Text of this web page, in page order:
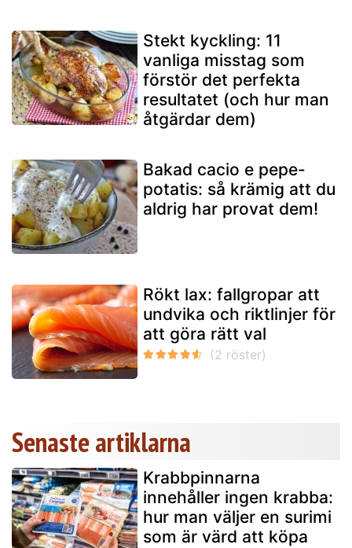
Stekt kyckling: 11
vanliga misstag som
förstör det perfekta
resultatet (och hur man
åtgärdar dem)
Bakad cacio e pepe-
potatis: så krämig att du
aldrig har provat dem!
Rökt lax: fallgropar att
undvika och riktlinjer för
att göra rätt val
Senaste artiklarna
Krabbpinnarna
innehåller ingen krabba:
hur man väljer en surimi
som är värd att köpa